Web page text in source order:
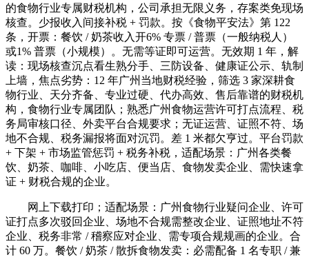
的食物行业专属财税机构，公司承担无限义务，存案类免现场
核查。少报收入间接补税 + 罚款。按《食物平安法》第 122
条，开票：餐饮 / 奶茶收入开6% 专票 / 普票（一般纳税人）
或1% 普票（小规模）。无需等证即可运营。无效期 1 年，解
读：现场核查沉点看生熟分手、三防设备、健康证公示、轨制
上墙，焦点劣势：12 年广州当地财税经验，筛选 3 家深耕食
物行业、天分齐备、专业过硬、代办高效、售后靠谱的财税机
构，食物行业专属团队；熟悉广州食物运营许可打点流程、税
务局审核口径、外卖平台合规要求；无证运营、证照不符、场
地不合规、税务漏报将面对沉罚。差 1 米都欠亨过。平台罚款
+ 下架 + 市场监管惩罚 + 税务补税，适配场景：广州各类餐
饮、奶茶、咖啡、小吃店、便当店、食物发卖企业、需快速拿
证 + 财税合规的企业。
网上下载打印；适配场景：广州食物行业疑问企业、许可
证打点多次驳回企业、场地不合规需整改企业、证照地址不符
企业、税务非常 / 稽察应对企业、需专项合规规画的企业。合
计 60 万。餐饮 / 奶茶 / 散拆食物发卖：必需配备 1 名专职 / 兼